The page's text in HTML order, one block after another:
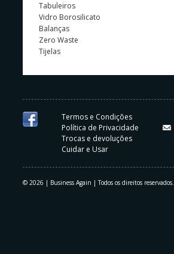
Tabuleiros
Vidro Borosilicato
Balanças
Zero Waste
Tijelas
Termos e Condições
Política de Privacidade
Trocas e devoluções
Cuidar e Usar
© 2026 | Business Again | Todos os direitos reservados.